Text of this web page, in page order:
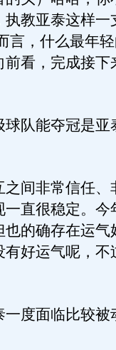
教亚泰这样一
言，什么最年
看，完成接下
队能夺冠是亚
间非常信任、
直很稳定。今
的确存在运气
好运气呢，不
度面临比较被